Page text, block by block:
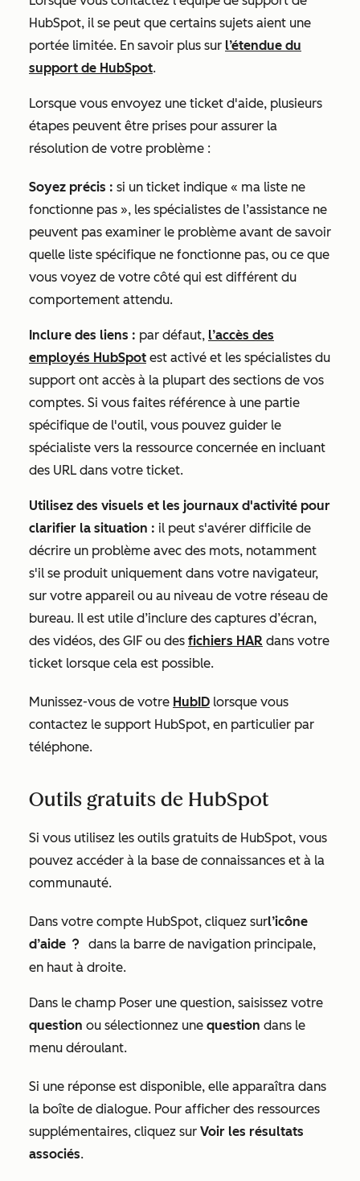
HubSpot, il se peut que certains sujets aient une
portée limitée. En savoir plus sur l’étendue du
support de HubSpot.
Lorsque vous envoyez une ticket d'aide, plusieurs
étapes peuvent être prises pour assurer la
résolution de votre problème :
Soyez précis : si un ticket indique « ma liste ne
fonctionne pas », les spécialistes de l’assistance ne
peuvent pas examiner le problème avant de savoir
quelle liste spécifique ne fonctionne pas, ou ce que
vous voyez de votre côté qui est différent du
comportement attendu.
Inclure des liens : par défaut, l’accès des
employés HubSpot est activé et les spécialistes du
support ont accès à la plupart des sections de vos
comptes. Si vous faites référence à une partie
spécifique de l'outil, vous pouvez guider le
spécialiste vers la ressource concernée en incluant
des URL dans votre ticket.
Utilisez des visuels et les journaux d'activité pour
clarifier la situation : il peut s'avérer difficile de
décrire un problème avec des mots, notamment
s'il se produit uniquement dans votre navigateur,
sur votre appareil ou au niveau de votre réseau de
bureau. Il est utile d’inclure des captures d’écran,
des vidéos, des GIF ou des fichiers HAR dans votre
ticket lorsque cela est possible.
Munissez-vous de votre HubID lorsque vous
contactez le support HubSpot, en particulier par
téléphone.
Outils gratuits de HubSpot
Si vous utilisez les outils gratuits de HubSpot, vous
pouvez accéder à la base de connaissances et à la
communauté.
Dans votre compte HubSpot, cliquez surl’icône
d’aide questioncircleIcon help
dans la barre de navigation principale,
en haut à droite.
Dans le champ Poser une question, saisissez votre
question ou sélectionnez une question dans le
menu déroulant.
Si une réponse est disponible, elle apparaîtra dans
la boîte de dialogue. Pour afficher des ressources
supplémentaires, cliquez sur Voir les résultats
associés.